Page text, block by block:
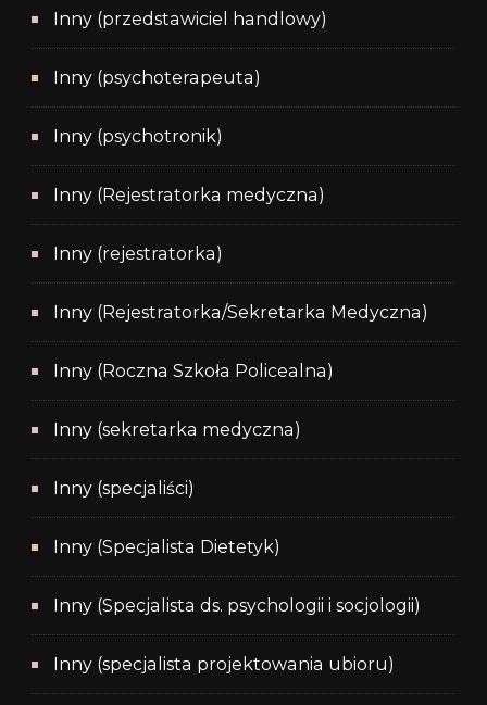
Inny (przedstawiciel handlowy)
Inny (psychoterapeuta)
Inny (psychotronik)
Inny (Rejestratorka medyczna)
Inny (rejestratorka)
Inny (Rejestratorka/Sekretarka Medyczna)
Inny (Roczna Szkoła Policealna)
Inny (sekretarka medyczna)
Inny (specjaliści)
Inny (Specjalista Dietetyk)
Inny (Specjalista ds. psychologii i socjologii)
Inny (specjalista projektowania ubioru)